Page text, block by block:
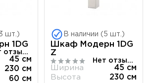
шт.)
1DG
Нет отзывов
45 см
230 см
60 см
В наличии (5 шт.)
Шкаф Модерн 1DG
Z
Нет отзывов
Ширина
45 см
Высота
230 см